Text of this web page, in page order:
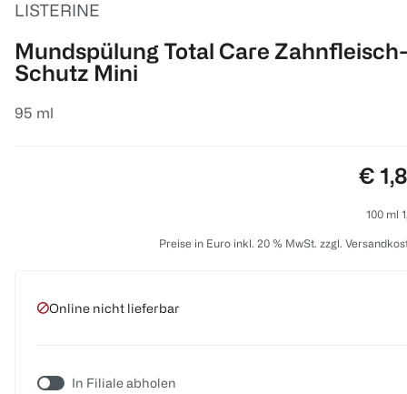
LISTERINE
Mundspülung Total Care
Schutz Mini
95 ml
€
100 ml
Preise in Euro inkl. 20 % MwSt. zzgl.
Online nicht lieferbar
In Filiale abholen